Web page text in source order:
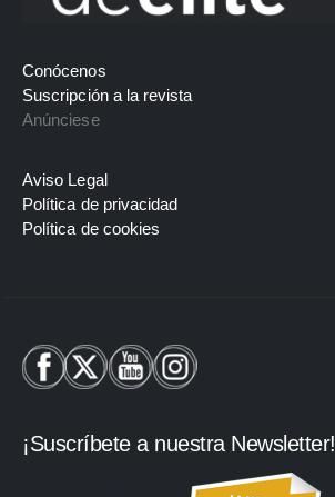
Conócenos
Suscripción a la revista
Anúnciese
Aviso Legal
Política de privacidad
Política de cookies
¡Suscríbete a nuestra Newsletter!